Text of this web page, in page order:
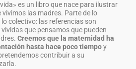
es un libro que nace para ilustrar
las madres. Parte de lo
colectivo: las referencias son
que pensamos que pueden
Creemos que la maternidad ha
hasta hace poco tiempoy
contribuir a su